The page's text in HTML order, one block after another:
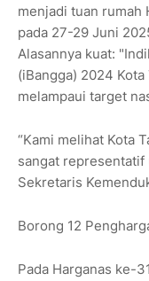
menjadi tuan rumah
pada 27-29 Juni
Alasannya kuat:
(iBangga) 2024
melampaui target
“Kami melihat Kota
sangat representatif
Sekretaris
Borong 12
Pada Harganas ke-